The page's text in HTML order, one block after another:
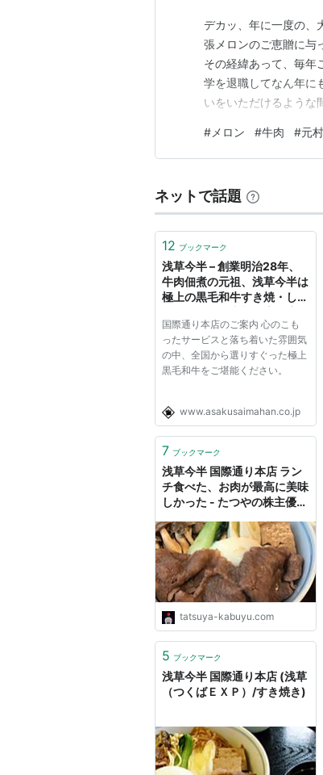
デカッ、年に一度の、
張メロンのご恵贈に与
その経緯あって、毎年
学を退職してなん年に
いをいただけるような
カーボールほどという
は伝わりそうもない、
# メロン #牛肉 #元
ネットで話題
12 ブックマーク
浅草今半 – 創業明治28年、
牛肉佃煮の元祖、浅草今半は
極上の黒毛和牛すき焼・しゃ
す。
国際通り本店のご案内 心のこも
ったサービスと落ち着いた雰囲気
の中、全国から選りすぐった極上
黒毛和牛をご堪能ください。
www.asakusaimahan.co.jp
7 ブックマーク
浅草今半 国際通り本店 ラン
チ食べた、お肉が最高に美味
しかった - たつやの株主優待
りライフ！
tatsuya-kabuyu.com
5 ブックマーク
浅草今半 国際通り本店 (浅草
（つくばＥＸＰ）/すき焼き)